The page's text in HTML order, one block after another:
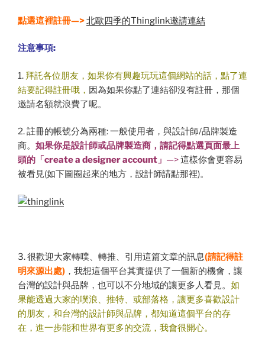
點選這裡註冊—>北歐四季的Thinglink邀請連結
注意事項:
1. 拜託各位朋友，如果你有興趣玩玩這個網站的話，點了連
結要記得註冊哦， 因為如果你點了連結卻沒有註冊，那個
邀請名額就浪費了呢。
2. 註冊的帳號分為兩種: 一般使用者，與設計師/品牌製造
商。 如果你是設計師或品牌製造商，請記得點選頁面最上
頭的 「create a designer account」 —>這樣你會更容易
被看見(如下圖圈起來的地方，設計師請點那裡)。
3. 很歡迎大家轉噗、轉推、引用這篇文章的訊息(請記得註
明來源出處) ，我想這個平台其實提供了一個新的機會，讓
台灣的設計與品牌，也可以不分地域的讓更多人看見。 如
果能透過大家的噗浪、推特、或部落格，讓更多喜歡設計
的朋友，和台灣的設計師與品牌，都知道這個平台的存
在， 進一步能和世界有更多的交流，我會很開心。